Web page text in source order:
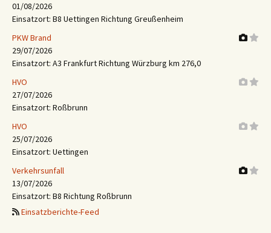
01/08/2026
Einsatzort: B8 Uettingen Richtung Greußenheim
PKW Brand
29/07/2026
Einsatzort: A3 Frankfurt Richtung Würzburg km 276,0
HVO
27/07/2026
Einsatzort: Roßbrunn
HVO
25/07/2026
Einsatzort: Uettingen
Verkehrsunfall
13/07/2026
Einsatzort: B8 Richtung Roßbrunn
Einsatzberichte-Feed